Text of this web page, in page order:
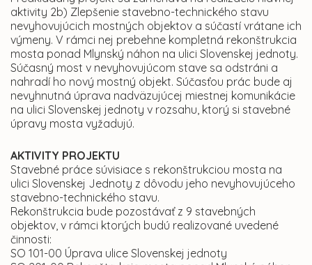
aktivity 2b) Zlepšenie stavebno-technického stavu
nevyhovujúcich mostných objektov a súčastí vrátane ich
výmeny. V rámci nej prebehne kompletná rekonštrukcia
mosta ponad Mlynský náhon na ulici Slovenskej jednoty.
Súčasný most v nevyhovujúcom stave sa odstráni a
nahradí ho nový mostný objekt. Súčasťou prác bude aj
nevyhnutná úprava nadväzujúcej miestnej komunikácie
na ulici Slovenskej jednoty v rozsahu, ktorý si stavebné
úpravy mosta vyžadujú.
AKTIVITY PROJEKTU
Stavebné práce súvisiace s rekonštrukciou mosta na
ulici Slovenskej Jednoty z dôvodu jeho nevyhovujúceho
stavebno-technického stavu.
Rekonštrukcia bude pozostávať z 9 stavebných
objektov, v rámci ktorých budú realizované uvedené
činnosti:
SO 101-00 Úprava ulice Slovenskej jednoty